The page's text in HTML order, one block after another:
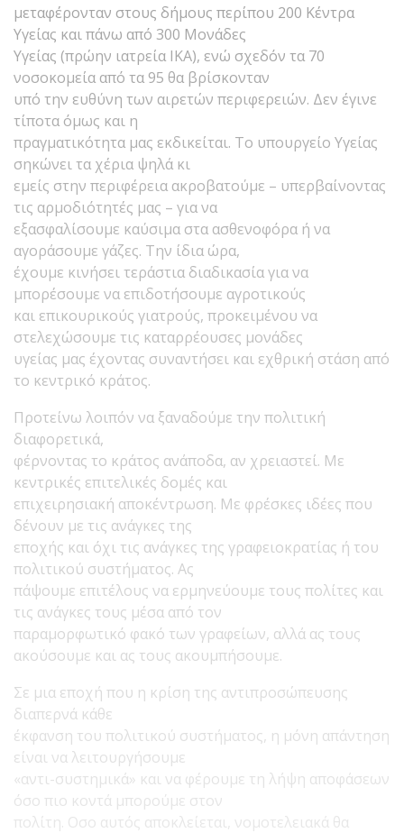
μεταφέρονταν στους δήμους περίπου 200 Κέντρα
Υγείας και πάνω από 300 Μονάδες
Υγείας (πρώην ιατρεία ΙΚΑ), ενώ σχεδόν τα 70
νοσοκομεία από τα 95 θα βρίσκονταν
υπό την ευθύνη των αιρετών περιφερειών. Δεν έγινε
τίποτα όμως και η
πραγματικότητα μας εκδικείται. Το υπουργείο Υγείας
σηκώνει τα χέρια ψηλά κι
εμείς στην περιφέρεια ακροβατούμε – υπερβαίνοντας
τις αρμοδιότητές μας – για να
εξασφαλίσουμε καύσιμα στα ασθενοφόρα ή να
αγοράσουμε γάζες. Την ίδια ώρα,
έχουμε κινήσει τεράστια διαδικασία για να
μπορέσουμε να επιδοτήσουμε αγροτικούς
και επικουρικούς γιατρούς, προκειμένου να
στελεχώσουμε τις καταρρέουσες μονάδες
υγείας μας έχοντας συναντήσει και εχθρική στάση από
το κεντρικό κράτος.
Προτείνω λοιπόν να ξαναδούμε την πολιτική
διαφορετικά,
φέρνοντας το κράτος ανάποδα, αν χρειαστεί. Με
κεντρικές επιτελικές δομές και
επιχειρησιακή αποκέντρωση. Με φρέσκες ιδέες που
δένουν με τις ανάγκες της
εποχής και όχι τις ανάγκες της γραφειοκρατίας ή του
πολιτικού συστήματος. Ας
πάψουμε επιτέλους να ερμηνεύουμε τους πολίτες και
τις ανάγκες τους μέσα από τον
παραμορφωτικό φακό των γραφείων, αλλά ας τους
ακούσουμε και ας τους ακουμπήσουμε.
Σε μια εποχή που η κρίση της αντιπροσώπευσης
διαπερνά κάθε
έκφανση του πολιτικού συστήματος, η μόνη απάντηση
είναι να λειτουργήσουμε
«αντι-συστημικά» και να φέρουμε τη λήψη αποφάσεων
όσο πιο κοντά μπορούμε στον
πολίτη. Οσο αυτός αποκλείεται, νομοτελειακά θα